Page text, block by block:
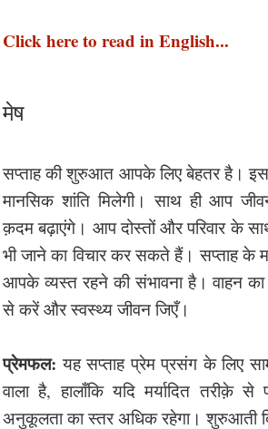
Click here to read in English...
मेष
सप्ताह की शुरुआत आपके लिए बेहतर है। इस
मानसिक शांति मिलेगी। साथ ही आप
क़दम बढ़ाएंगे। आप दोस्तों और परिवार के
भी जाने का विचार कर सकते हैं। सप्ताह के
आपके व्यस्त रहने की संभावना है। वाहन
से करें और स्वस्थ्य जीवन जिएँ।
प्रेमफल: यह सप्ताह प्रेम प्रसंग के लिए
वाला है, हालाँकि यदि मर्यादित तरीक़े
अनुकूलता का स्तर अधिक रहेगा। शुरुआती